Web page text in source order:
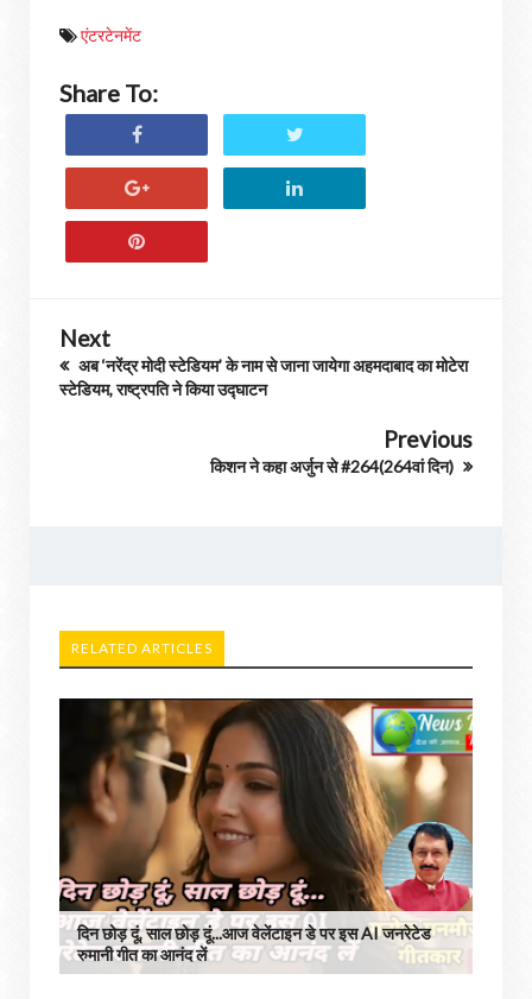
एंटरटेनमेंट
Share To:
Next
अब ‘नरेंद्र मोदी स्टेडियम’ के नाम से जाना जायेगा अहमदाबाद का मोटेरा
स्टेडियम, राष्ट्रपति ने किया उद्घाटन
Previous
किशन ने कहा अर्जुन से #264(264वां दिन)
RELATED ARTICLES
दिन छोड़ दूं, साल छोड़ दूं...आज वेलेंटाइन डे पर इस AI जनरेटेड
रुमानी गीत का आनंद लें